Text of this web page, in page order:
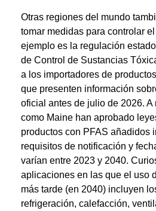
Otras regiones del mundo
tomar medidas para controlar
ejemplo es la regulación
de Control de Sustancias
a los importadores de
que presenten información
oficial antes de julio de 2026.
como Maine han aprobado
productos con PFAS añadidos
requisitos de notificación y
varían entre 2023 y 2040.
aplicaciones en las que el uso
más tarde (en 2040) incluyen
refrigeración, calefacción,